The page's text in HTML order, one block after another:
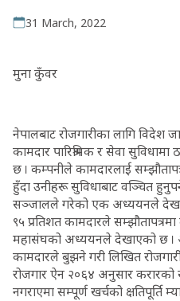
31 March, 2022
मुना कुँवर
नेपालबाट रोजगारीका लागि विदेश
कामदार पारिश्रमिक र सेवा
छ । कम्पनीले कामदारलाई
हुँदा उनीहरू सुविधाबाट वञ्चित
सञ्जालले गरेको एक अध्ययनले
९५ प्रतिशत कामदारले
महासंघको अध्ययनले देखाएको छ
कामदारले बुझने गरी लिखित
रोजगार ऐन २०६४ अनुसार करारको
नगराएमा सम्पूर्ण खर्चको क्षतिपूर्ति